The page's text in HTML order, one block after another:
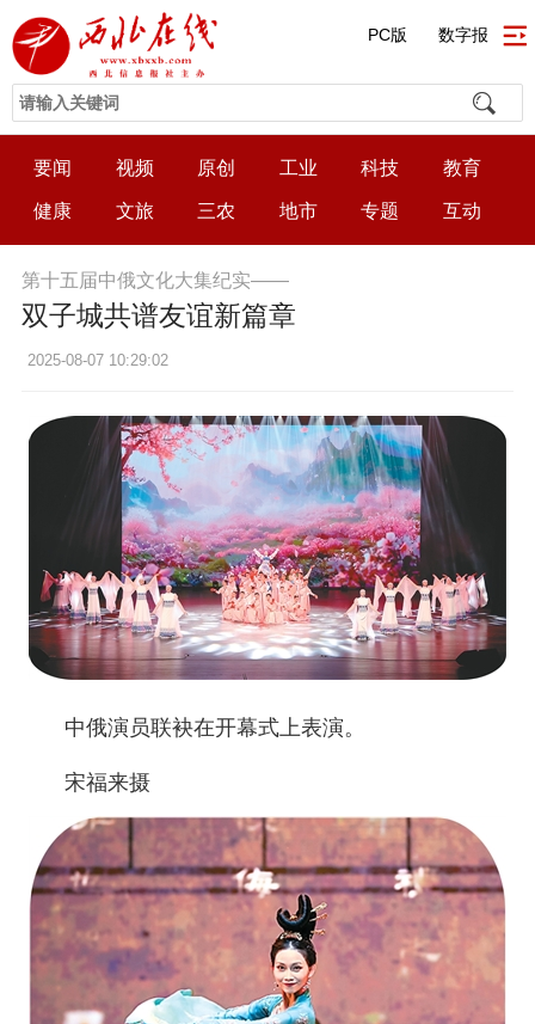
PC版 数字报
要闻 视频 原创 工业 科技 教育
健康 文旅 三农 地市 专题 互动
第十五届中俄文化大集纪实——
双子城共谱友谊新篇章
2025-08-07 10:29:02
中俄演员联袂在开幕式上表演。
宋福来摄